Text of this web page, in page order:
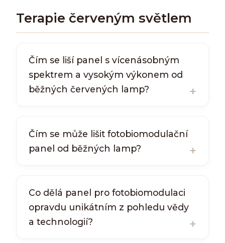
Terapie červeným světlem
Čím se liší panel s vícenásobným
spektrem a vysokým výkonem od
běžných červených lamp?
Čím se může lišit fotobiomodulační
panel od běžných lamp?
Co dělá panel pro fotobiomodulaci
opravdu unikátním z pohledu vědy
a technologií?